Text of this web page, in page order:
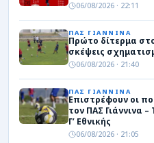
06/08/2026 · 22:11
ΠΑΣ ΓΙΑΝΝΙΝΑ
Πρώτο δίτερμα
σκέψεις
06/08/2026 · 21:40
ΠΑΣ ΓΙΑΝΝΙΝΑ
Επιστρέφουν οι
τον ΠΑΣ Γιάννινα
Γ’ Εθνικής
06/08/2026 · 21:05